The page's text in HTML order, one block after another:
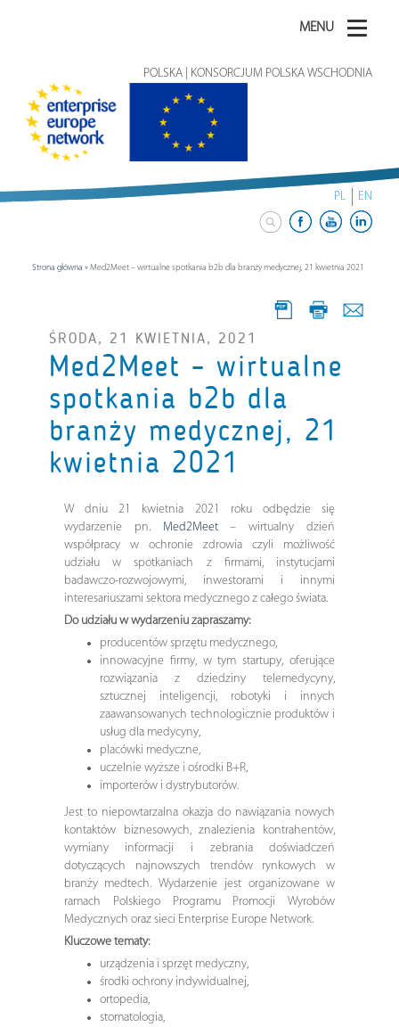
MENU
POLSKA | KONSORCJUM POLSKA WSCHODNIA
PL EN
Strona główna »Med2Meet – wirtualne spotkania b2b dla branży medycznej, 21 kwietnia 2021
ŚRODA, 21 KWIETNIA, 2021
Med2Meet – wirtualne
spotkania b2b dla
branży medycznej, 21
kwietnia 2021
W dniu 21 kwietnia 2021 roku odbędzie się
wydarzenie pn. Med2Meet– wirtualny dzień
współpracy w ochronie zdrowia czyli możliwość
udziału w spotkaniach z firmami, instytucjami
badawczo-rozwojowymi, inwestorami i innymi
interesariuszami sektora medycznego z całego świata.
Do udziału w wydarzeniu zapraszamy:
producentów sprzętu medycznego,
innowacyjne firmy, w tym startupy, oferujące
rozwiązania z dziedziny telemedycyny,
sztucznej inteligencji, robotyki i innych
zaawansowanych technologicznie produktów i
usług dla medycyny,
placówki medyczne,
uczelnie wyższe i ośrodki B+R,
importerów i dystrybutorów.
Jest to niepowtarzalna okazja do nawiązania nowych
kontaktów biznesowych, znalezienia kontrahentów,
wymiany informacji i zebrania doświadczeń
dotyczących najnowszych trendów rynkowych w
branży medtech. Wydarzenie jest organizowane w
ramach Polskiego Programu Promocji Wyrobów
Medycznych oraz sieci Enterprise Europe Network.
Kluczowe tematy:
urządzenia i sprzęt medyczny,
środki ochrony indywidualnej,
ortopedia,
stomatologia,